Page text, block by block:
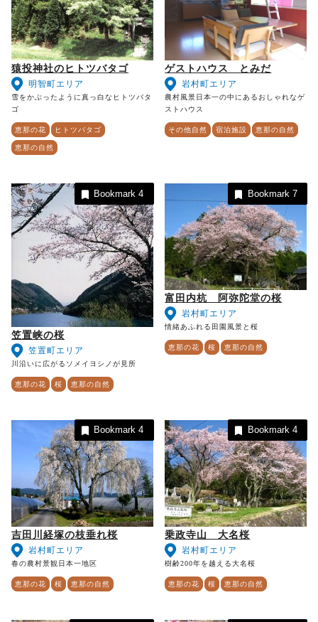
猿投神社のヒトツバタゴ
明智町エリア
雪をかぶったように真っ白なヒトツバタ
ゴ
恵那の花 ヒトツバタゴ
恵那の自然
ゲストハウス とみだ
岩村町エリア
農村風景日本一の中にあるおしゃれなゲ
ストハウス
その他自然 宿泊施設 恵那の自然
笠置峡の桜
笠置町エリア
川沿いに広がるソメイヨシノが見所
恵那の花 桜 恵那の自然
Bookmark4
富田内杭 阿弥陀堂の桜
岩村町エリア
情緒あふれる田園風景と桜
恵那の花 桜 恵那の自然
Bookmark 7
吉田川経塚の枝垂れ桜
岩村町エリア
春の農村景観日本一地区
恵那の花 桜 恵那の自然
Bookmark4
乗政寺山 大名桜
岩村町エリア
樹齢200年を越える大名桜
恵那の花 桜 恵那の自然
Bookmark 4